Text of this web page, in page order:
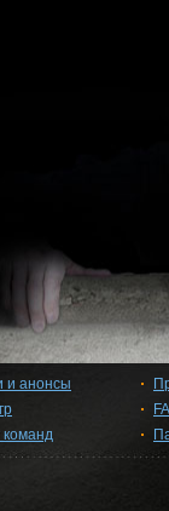
и анонсы
команд